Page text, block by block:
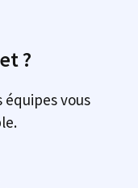
?
équipes vous